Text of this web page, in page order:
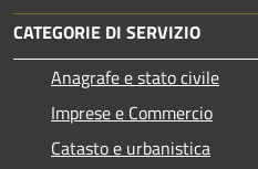
CATEGORIE DI SERVIZIO
Anagrafe e stato civile
Imprese e Commercio
Catasto e urbanistica